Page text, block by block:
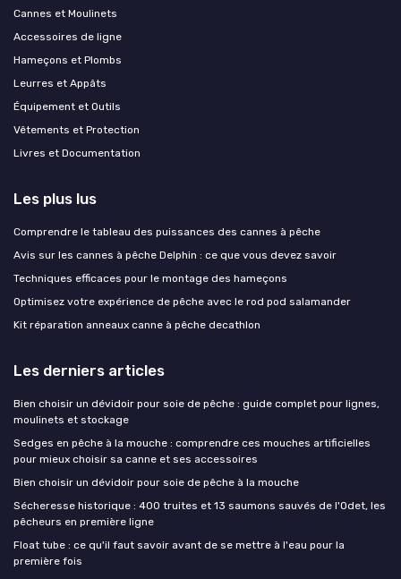
Cannes et Moulinets
Accessoires de ligne
Hameçons et Plombs
Leurres et Appâts
Équipement et Outils
Vêtements et Protection
Livres et Documentation
Les plus lus
Comprendre le tableau des puissances des cannes à pêche
Avis sur les cannes à pêche Delphin : ce que vous devez savoir
Techniques efficaces pour le montage des hameçons
Optimisez votre expérience de pêche avec le rod pod salamander
Kit réparation anneaux canne à pêche decathlon
Les derniers articles
Bien choisir un dévidoir pour soie de pêche : guide complet pour lignes,
moulinets et stockage
Sedges en pêche à la mouche : comprendre ces mouches artificielles
pour mieux choisir sa canne et ses accessoires
Bien choisir un dévidoir pour soie de pêche à la mouche
Sécheresse historique : 400 truites et 13 saumons sauvés de l'Odet, les
pêcheurs en première ligne
Float tube : ce qu'il faut savoir avant de se mettre à l'eau pour la
première fois